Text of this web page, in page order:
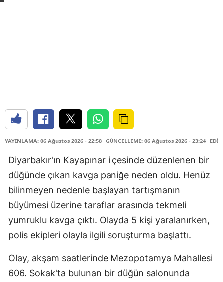
YAYINLAMA: 06 Ağustos 2026 - 22:58 GÜNCELLEME: 06 Ağustos 2026 - 23:24
Diyarbakır'ın Kayapınar ilçesinde düzenlenen bir
düğünde çıkan kavga paniğe neden oldu. Henüz
bilinmeyen nedenle başlayan tartışmanın
büyümesi üzerine taraflar arasında tekmeli
yumruklu kavga çıktı. Olayda 5 kişi yaralanırken,
polis ekipleri olayla ilgili soruşturma başlattı.
Olay, akşam saatlerinde Mezopotamya Mahallesi
606. Sokak'ta bulunan bir düğün salonunda